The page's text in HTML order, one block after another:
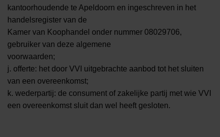
kantoorhoudende te Apeldoorn en ingeschreven in het
handelsregister van de
Kamer van Koophandel onder nummer 08029706,
gebruiker van deze algemene
voorwaarden;
j. offerte: het door VVI uitgebrachte aanbod tot het sluiten
van een overeenkomst;
k. wederpartij: de consument of zakelijke partij met wie VVI
een overeenkomst sluit dan wel heeft gesloten.